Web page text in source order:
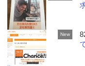
New